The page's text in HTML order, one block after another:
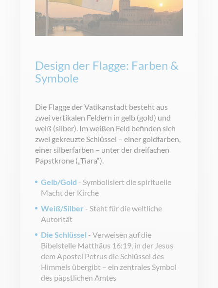
Design der Flagge: Farben &
Symbole
Die Flagge der Vatikanstadt besteht aus
zwei vertikalen Feldern in gelb (gold) und
weiß (silber). Im weißen Feld befinden sich
zwei gekreuzte Schlüssel – einer goldfarben,
einer silberfarben – unter der dreifachen
Papstkrone („Tiara“).
Gelb/Gold - Symbolisiert die spirituelle
Macht der Kirche
Weiß/Silber - Steht für die weltliche
Autorität
Die Schlüssel - Verweisen auf die
Bibelstelle Matthäus 16:19, in der Jesus
dem Apostel Petrus die Schlüssel des
Himmels übergibt – ein zentrales Symbol
des päpstlichen Amtes